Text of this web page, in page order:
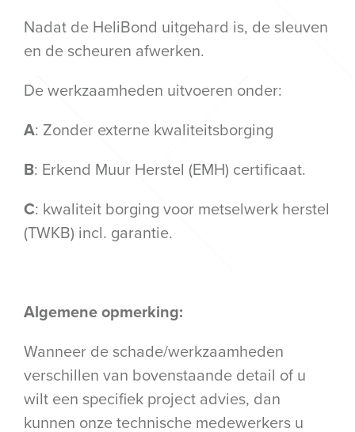
Nadat de HeliBond uitgehard is, de sleuven
en de scheuren afwerken.
De werkzaamheden uitvoeren onder:
A: Zonder externe kwaliteitsborging
B: Erkend Muur Herstel (EMH) certificaat.
C: kwaliteit borging voor metselwerk herstel
(TWKB) incl. garantie.
Algemene opmerking:
Wanneer de schade/werkzaamheden
verschillen van bovenstaande detail of u
wilt een specifiek project advies, dan
kunnen onze technische medewerkers u